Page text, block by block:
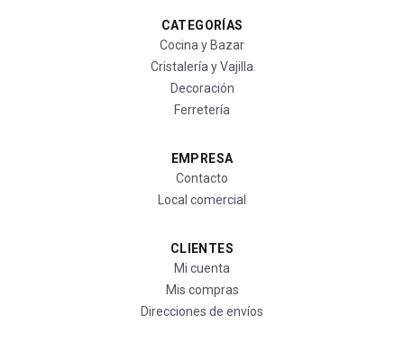
CATEGORÍAS
Cocina y Bazar
Cristalería y Vajilla
Decoración
Ferretería
EMPRESA
Contacto
Local comercial
CLIENTES
Mi cuenta
Mis compras
Direcciones de envíos